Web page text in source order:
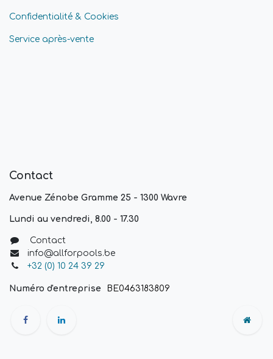
Confidentialité & Cookies
Service après-vente
Contact
Avenue Zénobe Gramme 25 - 1300 Wavre
Lundi au vendredi, 8.00 - 17.30
Contact
info@allforpools.be
+32 (0) 10 24 39 29
Numéro d'entreprise BE0463183809